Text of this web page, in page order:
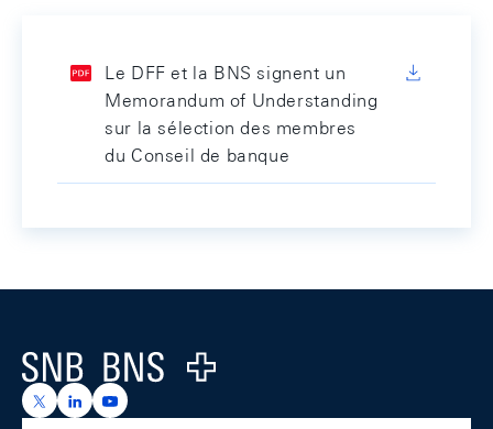
Le DFF et la BNS signent un
Memorandum of Understanding
sur la sélection des membres
du Conseil de banque
Logo
https://x.com/snb_bns
https://ch.linkedin.com/company/swiss-national-
https://www.youtube.com/@swissnationalbank